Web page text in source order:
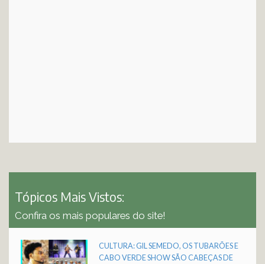
Tópicos Mais Vistos:
Confira os mais populares do site!
CULTURA: GIL SEMEDO, OS TUBARÕES E
CABO VERDE SHOW SÃO CABEÇAS DE